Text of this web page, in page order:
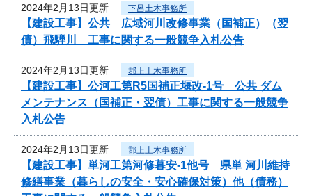
2024年2月13日更新 下呂土木事務所
【建設工事】公共 広域河川改修事業（国補正）（翌
債）飛騨川 工事に関する一般競争入札公告
2024年2月13日更新 郡上土木事務所
【建設工事】公河工第R5国補正堰改-1号 公共 ダム
メンテナンス（国補正・翌債）工事に関する一般競争
入札公告
2024年2月13日更新 郡上土木事務所
【建設工事】単河工第河修暮安-1他号 県単 河川維持
修繕事業（暮らしの安全・安心確保対策）他（債務）